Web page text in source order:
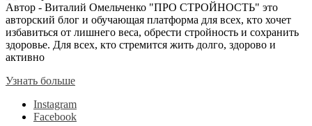
Автор - Виталий Омельченко "ПРО СТРОЙНОСТЬ" это
авторский блог и обучающая платформа для всех, кто хочет
избавиться от лишнего веса, обрести стройность и сохранить
здоровье. Для всех, кто стремится жить долго, здорово и
активно
Узнать больше
Instagram
Facebook